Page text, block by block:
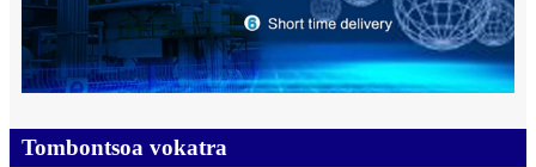
Tombontsoa vokatra